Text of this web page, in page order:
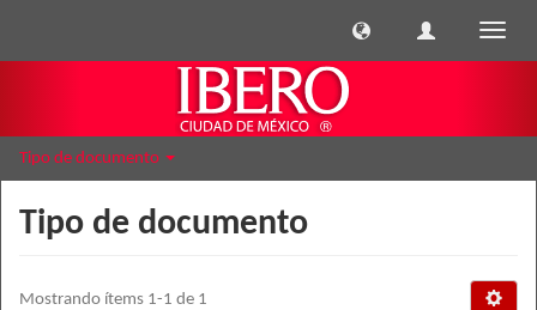
Tipo de documento
Tipo de documento
Mostrando ítems 1-1 de 1